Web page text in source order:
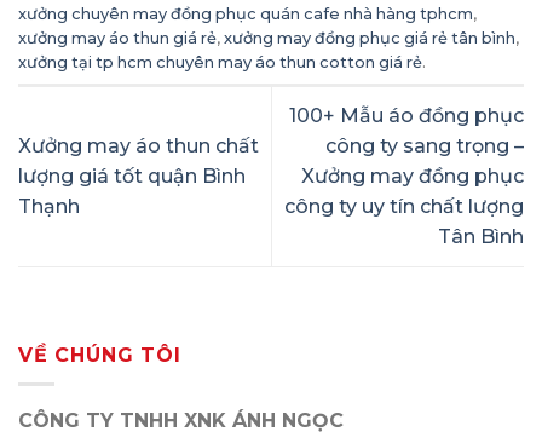
xưởng chuyên may đồng phục quán cafe nhà hàng tphcm,
xưởng may áo thun giá rẻ, xưởng may đồng phục giá rẻ tân bình,
xưởng tại tp hcm chuyên may áo thun cotton giá rẻ.
Xưởng may áo thun chất
lượng giá tốt quận Bình
Thạnh
100+ Mẫu áo đồng phục
công ty sang trọng –
Xưởng may đồng phục
công ty uy tín chất lượng
Tân Bình
VỀ CHÚNG TÔI
CÔNG TY TNHH XNK ÁNH NGỌC